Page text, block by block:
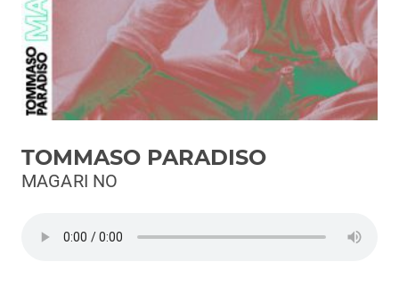
Novità
Subasio Playlist
Web Radio
Radio Subasio
Radio Subasio +
Radio Suby
TOMMASO PARADISO
MAGARI NO